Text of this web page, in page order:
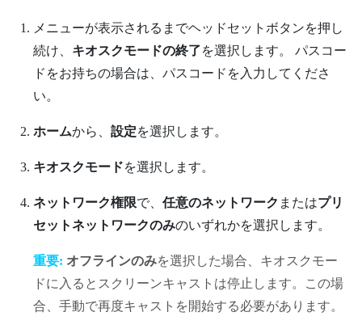
メニューが表示されるまでヘッドセットボタンを押し
続け、 キオスクモードの終了を選択します。 パスコー
ドをお持ちの場合は、パスコードを入力してくださ
い。
ホームから、 設定を選択します。
キオスクモードを選択します。
ネットワーク権限で、 任意のネットワーク またはプリ
セットネットワークのみのいずれかを選択します。
重要: オフラインのみを選択した場合、キオスクモー
ドに入るとスクリーンキャストは停止します。この場
合、手動で再度キャストを開始する必要があります。